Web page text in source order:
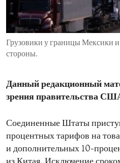
ENVIRONMENT AND HEALTH
IDEALS AND INSTITUTIONS
Грузовики у границы Мексики
стороны.
Данный редакционный
зрения правительства
Соединенные Штаты
процентных тарифов на
и дополнительных 10-